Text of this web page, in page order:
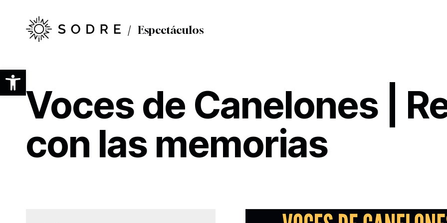
Abrir barra de herramientas
contenido
principal
Espectáculos
Voces de Canelones |
con las memorias